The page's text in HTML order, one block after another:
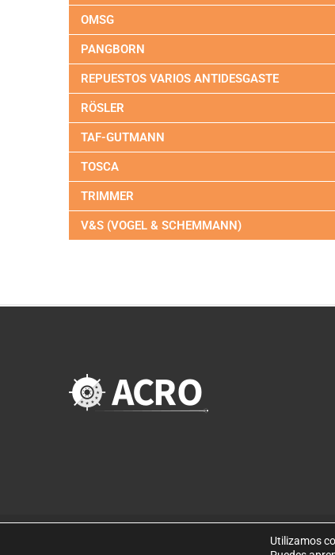
OMSG
PANGBORN
REPUESTOS VARIOS ANTIDESGASTE
RÖSLER
TAF-GUTMANN
TOSCA
TRIMMER
V&S (VOGEL & SCHEMMANN)
. Disseny web per BredaxUtilizamos